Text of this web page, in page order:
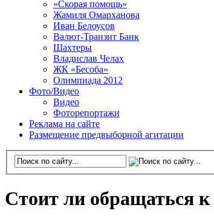
«Скорая помощь»
Жамиля Омарханова
Иван Белоусов
Валют-Транзит Банк
Шахтеры
Владислав Челах
ЖК «Бесоба»
Олимпиада 2012
Фото/Видео
Видео
Фоторепортажи
Реклама на сайте
Размещение предвыборной агитации
Стоит ли обращаться